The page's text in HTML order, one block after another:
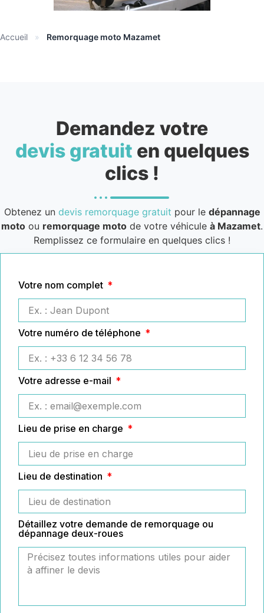
Accueil » Remorquage moto Mazamet
Demandez votre
devis gratuit en quelques
clics !
Obtenez un devis remorquage gratuit pour le dépannage
moto ou remorquage moto de votre véhicule à Mazamet.
Remplissez ce formulaire en quelques clics !
Votre nom complet
Votre numéro de téléphone
Votre adresse e-mail
Lieu de prise en charge
Lieu de destination
Détaillez votre demande de remorquage ou
dépannage deux-roues